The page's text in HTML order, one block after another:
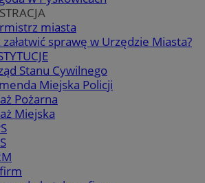
miasta
załatwić sprawę w Urzędzie Miasta?
Stanu Cywilnego
Miejska Policji
Pożarna
Miejska